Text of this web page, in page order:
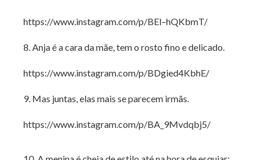
https://www.instagram.com/p/BEl–hQKbmT/
8. Anja é a cara da mãe, tem o rosto fino e delicado.
https://www.instagram.com/p/BDgied4KbhE/
9. Mas juntas, elas mais se parecem irmãs.
https://www.instagram.com/p/BA_9Mvdqbj5/